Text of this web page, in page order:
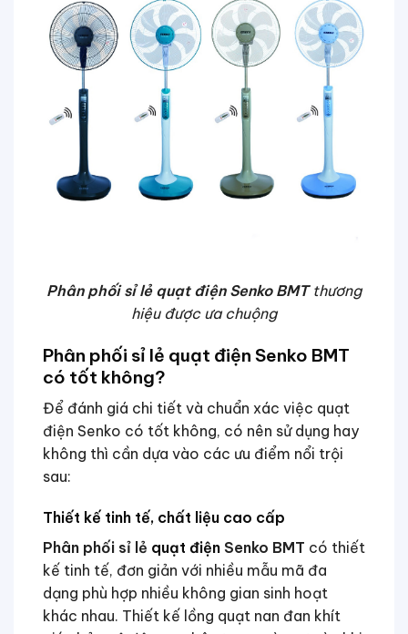
Phân phối sỉ lẻ quạt điện Senko BMTthương
hiệu được ưa chuộng
Phân phối sỉ lẻ quạt điện Senko BMT
có tốt không?
Để đánh giá chi tiết và chuẩn xác việc quạt
điện Senko có tốt không, có nên sử dụng hay
không thì cần dựa vào các ưu điểm nổi trội
sau:
Thiết kế tinh tế, chất liệu cao cấp
Phân phối sỉ lẻ quạt điện Senko BMT có thiết
kế tinh tế, đơn giản với nhiều mẫu mã đa
dạng phù hợp nhiều không gian sinh hoạt
khác nhau. Thiết kế lồng quạt nan đan khít